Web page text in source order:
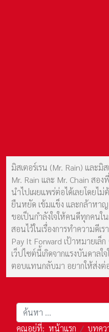
มิสเตอร์เรน (Mr. Rain) และมิ
Mr. Rain และ Mr. Chain สอ
นำไปเผยแพร่ต่อได้เลยโดยไ
ยืนหยัด เข้มแข็ง และกล้าหาญ
ขอเป็นกำลังใจให้คนดีทุกคน
สอนไว้ในเรื่องการทำความดีเ
Pay It Forward เป้าหมายเล็
เว็ปไซต์นี้เกิดจากแรงบันดาล
ตอบแทนกลับมา อยากให้ส่งต่
การค้นหา
คุณอยู่ที่: หน้าแรก บทคว